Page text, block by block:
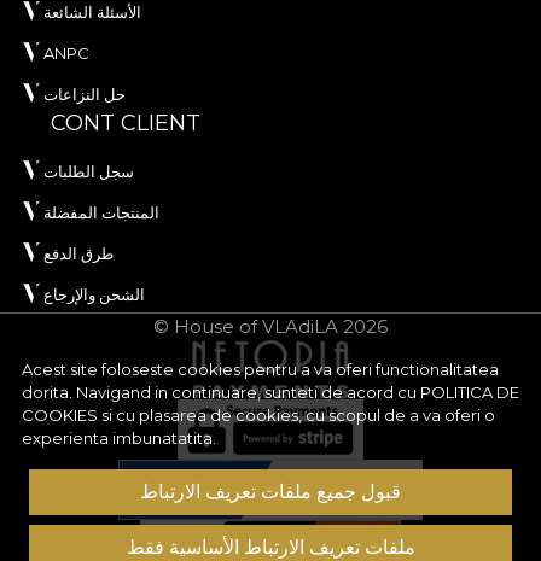
Acest site foloseste cookies pentru a va oferi functionalitatea
dorita. Navigand in continuare, sunteti de acord cu POLITICA DE
COOKIES si cu plasarea de cookies, cu scopul de a va oferi o
experienta imbunatatita.
قبول جميع ملفات تعريف الارتباط
ملفات تعريف الارتباط الأساسية فقط
الأسئلة الشائعة
ANPC
حل النزاعات
CONT CLIENT
سجل الطلبات
المنتجات المفضلة
طرق الدفع
الشحن والإرجاع
© House of VLAdiLA 2026